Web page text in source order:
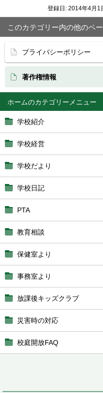
ホーム
学校紹介
学校経営
学校だより
学校日記
PTA
教育相談
保健室より
事務室より
放課後キッズクラブ
災害時の対応
校庭開放FAQ
登録日: 2014年4月1
このカテゴリー内の他のペ
プライバシーポリシー
著作権情報